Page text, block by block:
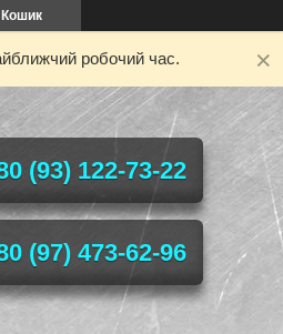
Кошик
робочий час.
(93) 122-73-22
(97) 473-62-96